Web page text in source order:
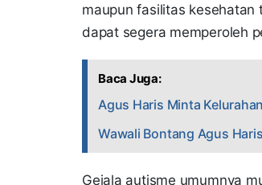
maupun fasilitas
dapat segera memperoleh
Baca Juga:
Agus Haris Minta
Wawali Bontang Agus
Gejala autisme umumnya